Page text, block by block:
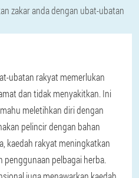
zakar anda dengan ubat-ubatan
ubatan rakyat memerlukan
dan tidak menyakitkan. Ini
meletihkan diri dengan
pelincir dengan bahan
kaedah rakyat meningkatkan
penggunaan pelbagai herba.